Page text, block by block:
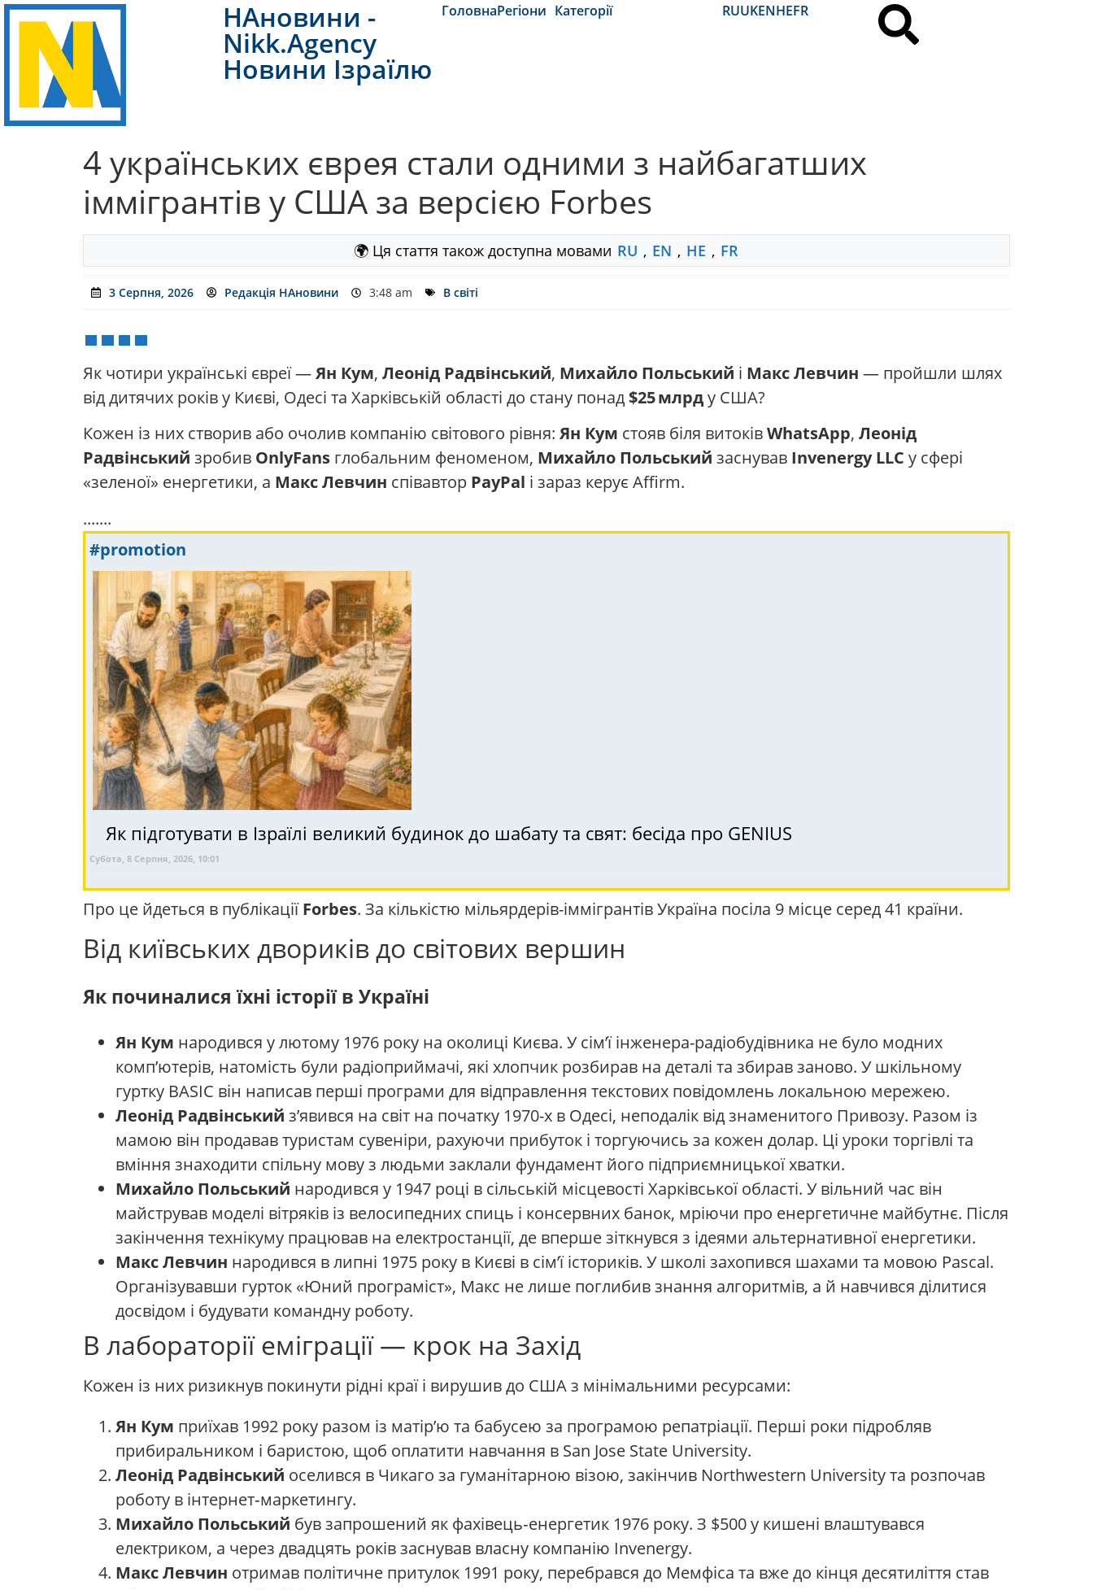
НАновини -
Nikk.Agency
Новини Ізраїлю
ГоловнаРегіони Категорії RUUKENHEFR
4 українських єврея стали одними з найбагатших
іммігрантів у США за версією Forbes
🌍 Ця стаття також доступна мовами RU , EN , HE , FR
3 Серпня, 2026 Редакція НАновини 3:48 am В світі
Як чотири українські євреї —Ян Кум, Леонід Радвінський, Михайло Польський і Макс Левчин — пройшли шлях
від дитячих років у Києві, Одесі та Харківській області до стану понад$25 млрду США?
Кожен із них створив або очолив компанію світового рівня: Ян Кум стояв біля витоківWhatsApp, Леонід
Радвінський зробив OnlyFans глобальним феноменом, Михайло Польський заснував Invenergy LLC у сфері
«зеленої» енергетики, а Макс Левчин співавтор PayPal і зараз керує Affirm.
.......
#promotion
Як підготувати в Ізраїлі великий будинок до шабату та свят: бесіда про GENIUS
Субота, 8 Серпня, 2026, 10:01
Про це йдеться в публікаціїForbes. За кількістю мільярдерів-іммігрантів Україна посіла 9 місце серед 41 країни.
Від київських двориків до світових вершин
Як починалися їхні історії в Україні
Ян Кум народився у лютому 1976 року на околиці Києва. У сім’ї інженера-радіобудівника не було модних
комп’ютерів, натомість були радіоприймачі, які хлопчик розбирав на деталі та збирав заново. У шкільному
гуртку BASIC він написав перші програми для відправлення текстових повідомлень локальною мережею.
Леонід Радвінський з’явився на світ на початку 1970-х в Одесі, неподалік від знаменитого Привозу. Разом із
мамою він продавав туристам сувеніри, рахуючи прибуток і торгуючись за кожен долар. Ці уроки торгівлі та
вміння знаходити спільну мову з людьми заклали фундамент його підприємницької хватки.
Михайло Польський народився у 1947 році в сільській місцевості Харківської області. У вільний час він
майстрував моделі вітряків із велосипедних спиць і консервних банок, мріючи про енергетичне майбутнє. Після
закінчення технікуму працював на електростанції, де вперше зіткнувся з ідеями альтернативної енергетики.
Макс Левчин народився в липні 1975 року в Києві в сім’ї істориків. У школі захопився шахами та мовою Pascal.
Організувавши гурток «Юний програміст», Макс не лише поглибив знання алгоритмів, а й навчився ділитися
досвідом і будувати командну роботу.
В лабораторії еміграції — крок на Захід
Кожен із них ризикнув покинути рідні краї і вирушив до США з мінімальними ресурсами:
Ян Кум приїхав 1992 року разом із матір’ю та бабусею за програмою репатріації. Перші роки підробляв
прибиральником і баристою, щоб оплатити навчання в San Jose State University.
Леонід Радвінський оселився в Чикаго за гуманітарною візою, закінчив Northwestern University та розпочав
роботу в інтернет‑маркетингу.
Михайло Польський був запрошений як фахівець‑енергетик 1976 року. З $500 у кишені влаштувався
електриком, а через двадцять років заснував власну компанію Invenergy.
Макс Левчин отримав політичне притулок 1991 року, перебрався до Мемфіса та вже до кінця десятиліття став